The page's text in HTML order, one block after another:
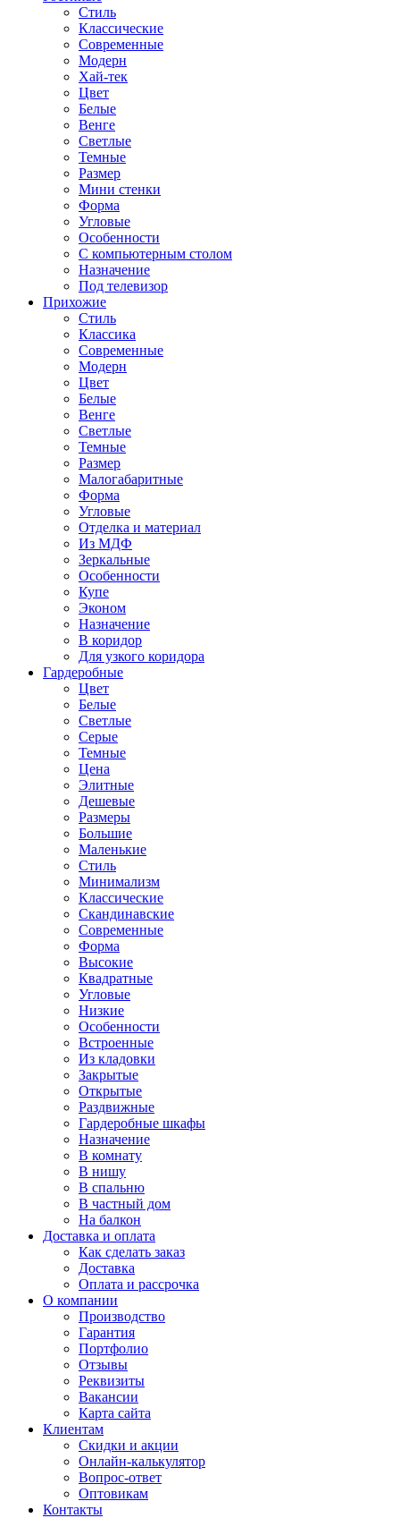
Стиль
Классические
Современные
Модерн
Хай-тек
Цвет
Белые
Венге
Светлые
Темные
Размер
Мини стенки
Форма
Угловые
Особенности
С компьютерным столом
Назначение
Под телевизор
Прихожие
Стиль
Классика
Современные
Модерн
Цвет
Белые
Венге
Светлые
Темные
Размер
Малогабаритные
Форма
Угловые
Отделка и материал
Из МДФ
Зеркальные
Особенности
Купе
Эконом
Назначение
В коридор
Для узкого коридора
Гардеробные
Цвет
Белые
Светлые
Серые
Темные
Цена
Элитные
Дешевые
Размеры
Большие
Маленькие
Стиль
Минимализм
Классические
Скандинавские
Современные
Форма
Высокие
Квадратные
Угловые
Низкие
Особенности
Встроенные
Из кладовки
Закрытые
Открытые
Раздвижные
Гардеробные шкафы
Назначение
В комнату
В нишу
В спальню
В частный дом
На балкон
Доставка и оплата
Как сделать заказ
Доставка
Оплата и рассрочка
О компании
Производство
Гарантия
Портфолио
Отзывы
Реквизиты
Вакансии
Карта сайта
Клиентам
Скидки и акции
Онлайн-калькулятор
Вопрос-ответ
Оптовикам
Контакты